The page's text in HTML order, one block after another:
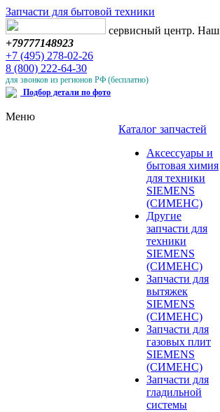
Запчасти для бытовой техники
сервисный центр. Наш
+79777148923
+7 (495) 278-02-26
8 (800) 222-64-30
для звонков из регионов РФ (бесплатно)
Подбор детали по фото
Меню
Каталог запчастей
Аксессуары и
бытовая химия
для техники
SIEMENS
(СИМЕНС)
Другие
запчасти для
техники
SIEMENS
(СИМЕНС)
Запчасти для
вытяжек
SIEMENS
(СИМЕНС)
Запчасти для
газовых плит
SIEMENS
(СИМЕНС)
Запчасти для
гладильной
системы